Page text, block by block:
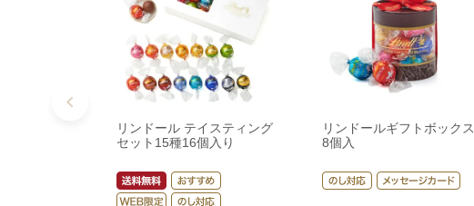
リンドール テイスティング
セット15種16個入り
リンドールギフトボックス
8個入